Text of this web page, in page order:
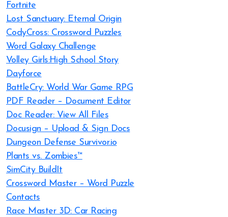
Fortnite
Lost Sanctuary: Eternal Origin
CodyCross: Crossword Puzzles
Word Galaxy Challenge
Volley Girls:High School Story
Dayforce
BattleCry: World War Game RPG
PDF Reader – Document Editor
Doc Reader: View All Files
Docusign – Upload & Sign Docs
Dungeon Defense Survivor.io
Plants vs. Zombies™
SimCity BuildIt
Crossword Master – Word Puzzle
Contacts
Race Master 3D: Car Racing